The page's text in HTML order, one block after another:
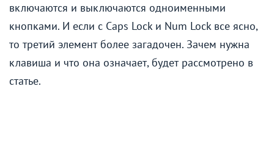
включаются и выключаются одноименными
кнопками. И если с Caps Lock и Num Lock все ясно,
то третий элемент более загадочен. Зачем нужна
клавиша и что она означает, будет рассмотрено в
статье.